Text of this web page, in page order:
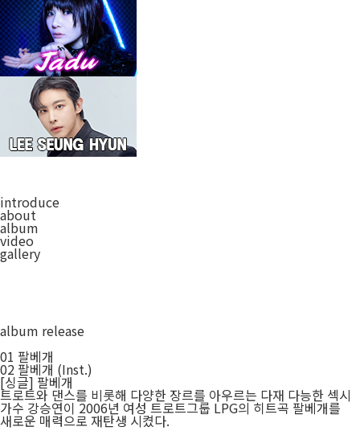
introduce
about
album
video
gallery
album release
01 팔베개
02 팔베개 (Inst.)
[싱글] 팔베개
트로트와 댄스를 비롯해 다양한 장르를 아우르는 다재 다능한 섹시
가수 강승연이 2006년 여성 트로트그룹 LPG의 히트곡 팔베개를
새로운 매력으로 재탄생 시켰다.